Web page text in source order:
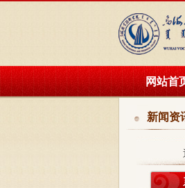
网站首
新闻资